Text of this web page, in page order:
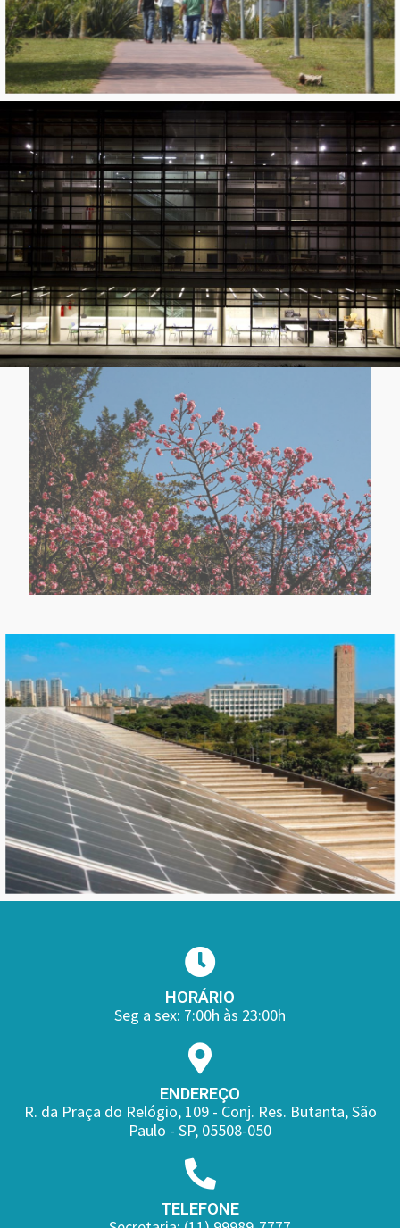
HORÁRIO
Seg a sex: 7:00h às 23:00h
ENDEREÇO
R. da Praça do Relógio, 109 - Conj. Res. Butanta, São
Paulo - SP, 05508-050
TELEFONE